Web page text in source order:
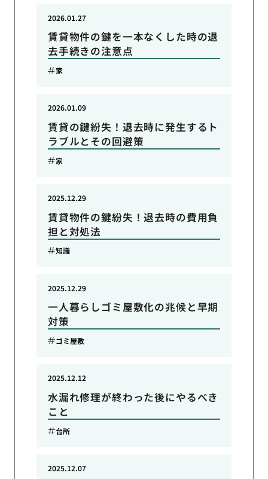
賃貸物件の鍵を一本なくした時の退
去手続きの注意点
2026.01.27
家
賃貸の鍵紛失！退去時に発生するト
ラブルとその回避策
2026.01.09
家
賃貸物件の鍵紛失！退去時の費用負
担と対処法
2025.12.29
知識
一人暮らしゴミ屋敷化の兆候と早期
対策
2025.12.29
ゴミ屋敷
水漏れ修理が終わった後にやるべき
こと
2025.12.12
台所
2025.12.07